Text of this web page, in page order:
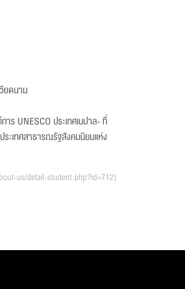
ยดนาม
ร UNESCO ประเทศเนปาล- ที่
ะเทศสาธารณรัฐสังคมนิยมแห่ง
us/detail-student.php?id=712)